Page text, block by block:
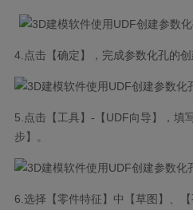
4.点击【确定】，完成参数化孔的创
5.点击【工具】-【UDF向导】，填
步】。
6.选择【零件特征】中【草图】、